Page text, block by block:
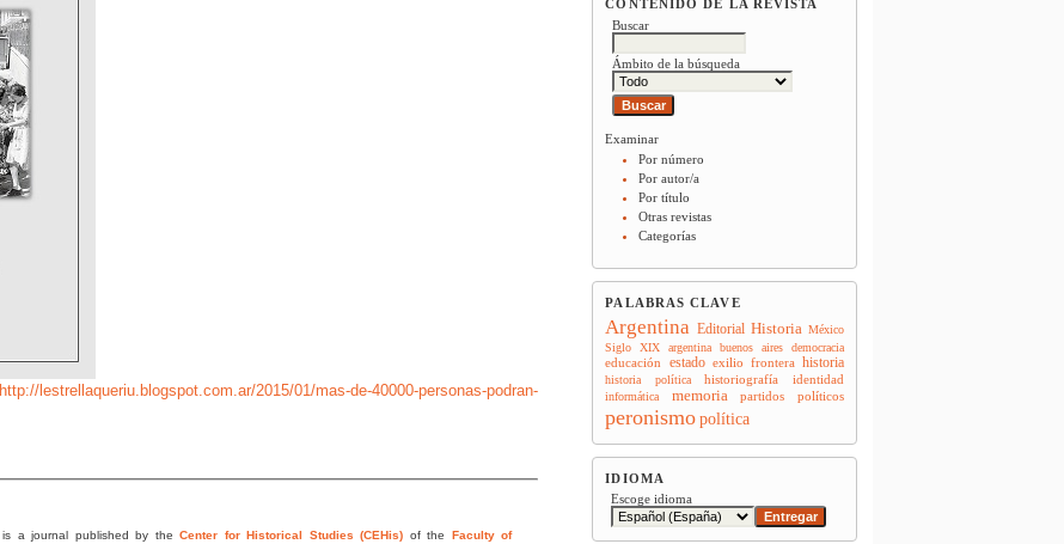
CONTENIDO DE LA REVISTA
Buscar
Ámbito de la búsqueda
Examinar
Por número
Por autor/a
Por título
Otras revistas
Categorías
PALABRAS CLAVE
Argentina Editorial Historia México
Siglo XIX
argentina buenos aires democracia
educación estado exilio frontera historia
historia política historiografía identidad
informática memoria partidos políticos
peronismo política
IDIOMA
Escoge idioma
http://lestrellaqueriu.blogspot.com.ar/2015/01/mas-de-40000-personas-podran-
is a journal published by the Center for Historical Studies (CEHis) of the Faculty of